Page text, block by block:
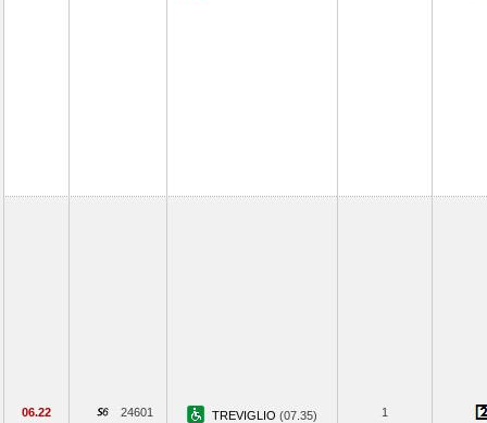
06.22 24601 TREVIGLIO (07.35) 1